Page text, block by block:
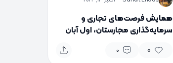
همایش فرصت‌های تجاری و
سرمایه‌گذاری مجارستان، اول آبان
0
0